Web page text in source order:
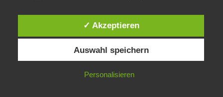
✓ Akzeptieren
Auswahl speichern
Personalisieren